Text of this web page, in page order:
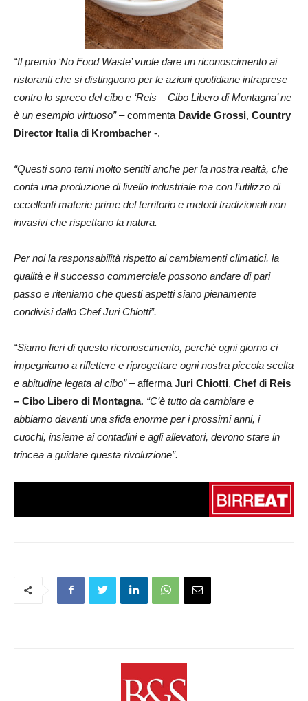
“Il premio ‘No Food Waste’ vuole dare un riconoscimento ai
ristoranti che si distinguono per le azioni quotidiane intraprese
contro lo spreco del cibo e ‘Reis – Cibo Libero di Montagna’ ne
è un esempio virtuoso”– commenta Davide Grossi, Country
Director Italiadi Krombacher -.
“Questi sono temi molto sentiti anche per la nostra realtà, che
conta una produzione di livello industriale ma con l’utilizzo di
eccellenti materie prime del territorio e metodi tradizionali non
invasivi che rispettano la natura.
Per noi la responsabilità rispetto ai cambiamenti climatici, la
qualità e il successo commerciale possono andare di pari
passo e riteniamo che questi aspetti siano pienamente
condivisi dallo Chef Juri Chiotti”.
“Siamo fieri di questo riconoscimento, perché ogni giorno ci
impegniamo a riflettere e riprogettare ogni nostra piccola scelta
e abitudine legata al cibo”– afferma Juri Chiotti, Chef di Reis
– Cibo Libero di Montagna. “C’è tutto da cambiare e
abbiamo davanti una sfida enorme per i prossimi anni, i
cuochi, insieme ai contadini e agli allevatori, devono stare in
trincea a guidare questa rivoluzione”.